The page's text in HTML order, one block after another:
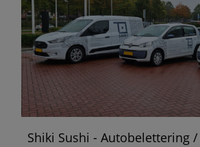
Shiki Sushi - Autobelettering